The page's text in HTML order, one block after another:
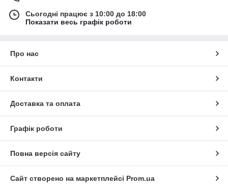
Сьогодні працює з 10:00 до 18:00
Показати весь графік роботи
Про нас
Контакти
Доставка та оплата
Графік роботи
Повна версія сайту
Сайт створено на маркетплейсі Prom.ua